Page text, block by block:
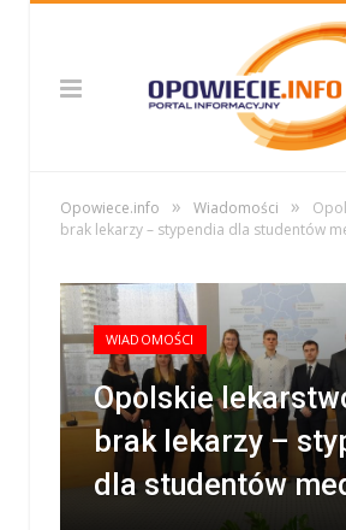
Opowiece.info » Wiadomości »
brak lekarzy – stypendia dla studentów
WIADOMOŚCI
Opolskie
brak lekarzy –
dla studentów